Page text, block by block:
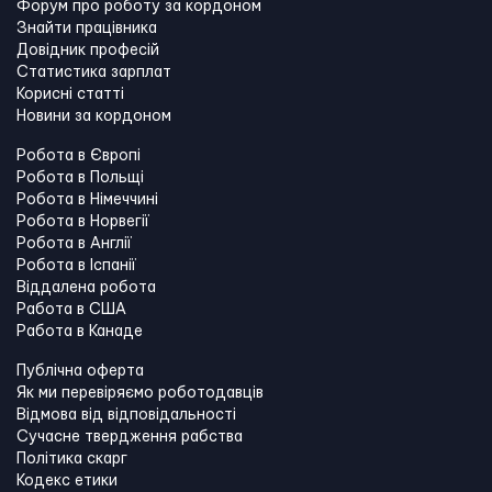
Форум про роботу за кордоном
Знайти працівника
Довідник професій
Статистика зарплат
Корисні статті
Новини за кордоном
Робота в Європі
Робота в Польщі
Робота в Німеччині
Робота в Норвегії
Робота в Англії
Робота в Іспанії
Віддалена робота
Работа в США
Работа в Канадe
Публічна оферта
Як ми перевіряємо роботодавців
Відмова від відповідальності
Сучасне твердження рабства
Політика скарг
Кодекс етики